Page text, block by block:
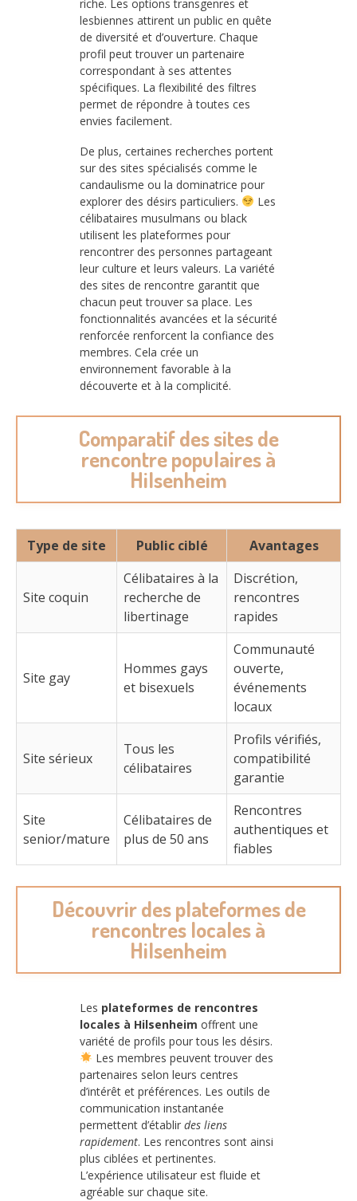
riche. Les options transgenres et
lesbiennes attirent un public en quête
de diversité et d’ouverture. Chaque
profil peut trouver un partenaire
correspondant à ses attentes
spécifiques. La flexibilité des filtres
permet de répondre à toutes ces
envies facilement.
De plus, certaines recherches portent
sur des sites spécialisés comme le
candaulisme ou la dominatrice pour
explorer des désirs particuliers.
Les
célibataires musulmans ou black
utilisent les plateformes pour
rencontrer des personnes partageant
leur culture et leurs valeurs. La variété
des sites de rencontre garantit que
chacun peut trouver sa place. Les
fonctionnalités avancées et la sécurité
renforcée renforcent la confiance des
membres. Cela crée un
environnement favorable à la
découverte et à la complicité.
Comparatif des sites de
rencontre populaires à
Hilsenheim
Type de site Public ciblé Avantages
Site coquin
Célibataires à la
recherche de
libertinage
Discrétion,
rencontres
rapides
Site gay
Hommes gays
et bisexuels
Communauté
ouverte,
événements
locaux
Site sérieux
Tous les
célibataires
Profils vérifiés,
compatibilité
garantie
Site
senior/mature
Célibataires de
plus de 50 ans
Rencontres
authentiques et
fiables
Découvrir des plateformes de
rencontres locales à
Hilsenheim
Les plateformes de rencontres
locales à Hilsenheim offrent une
variété de profils pour tous les désirs.
Les membres peuvent trouver des
partenaires selon leurs centres
d’intérêt et préférences. Les outils de
communication instantanée
permettent d’établir des liens
rapidement. Les rencontres sont ainsi
plus ciblées et pertinentes.
L’expérience utilisateur est fluide et
agréable sur chaque site.